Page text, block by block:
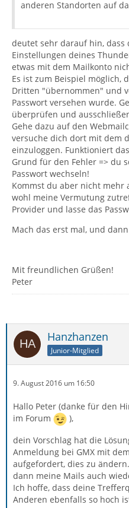
anderen Standorten auf
deutet sehr darauf hin, dass
Einstellungen deines
etwas mit dem Mailkonto
Es ist zum Beispiel möglich,
Dritten "übernommen" und
Passwort versehen wurde.
überprüfen und
Gehe dazu auf den
versuche dich dort mit dem
einzuloggen. Funktioniert
Grund für den Fehler => du
Passwort wechseln!
Kommst du aber nicht mehr
wohl meine Vermutung
Provider und lasse das
Mach das erst mal, und
Mit freundlichen Grüßen!
Peter
Hanzhanzen
Junior-Mitglied
9. August 2016 um 16:50
Hallo Peter (danke für den
im Forum
),
dein Vorschlag hat die
Anmeldung bei GMX mit
aufgefordert, dies zu
dann meine Mails auch
Ich hoffe, dass deine
Anderen ebenfalls so hoch